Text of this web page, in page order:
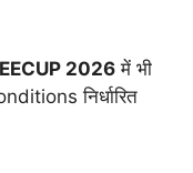
2026 में भी
निर्धारित